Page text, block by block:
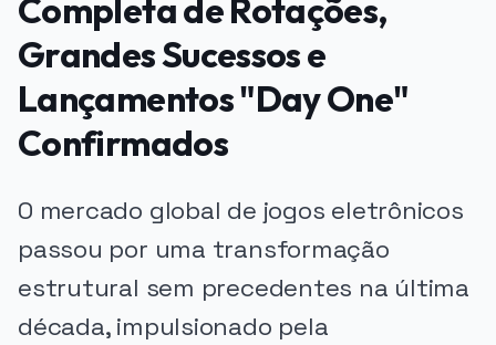
Completa de Rotações,
Grandes Sucessos e
Lançamentos "Day One"
Confirmados
O mercado global de jogos eletrônicos
passou por uma transformação
estrutural sem precedentes na última
década, impulsionado pela